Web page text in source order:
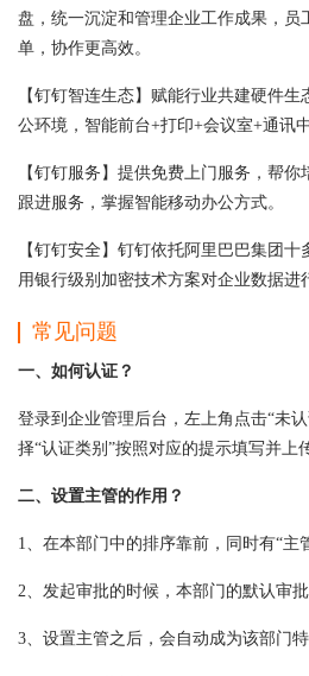
盘，统一沉淀和管理企业工作成果，员
单，协作更高效。
【钉钉智连生态】赋能行业共建硬件
公环境，智能前台+打印+会议室+通讯中
【钉钉服务】提供免费上门服务，帮
跟进服务，掌握智能移动办公方式。
【钉钉安全】钉钉依托阿里巴巴集团
用银行级别加密技术方案对企业数据进
常见问题
一、如何认证？
登录到企业管理后台，左上角点击“未
择“认证类别”按照对应的提示填写并上
二、设置主管的作用？
1、在本部门中的排序靠前，同时有“主
2、发起审批的时候，本部门的默认审
3、设置主管之后，会自动成为该部门